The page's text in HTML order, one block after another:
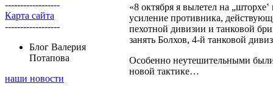
------------------
Карта сайта
------------------
Блог Валерия
Потапова
наши новости
«8 октября я вылетел на
усиление противника,
пехотной дивизии и танковой
занять Болхов, 4-й танковой
Особенно неутешительными
новой тактике…